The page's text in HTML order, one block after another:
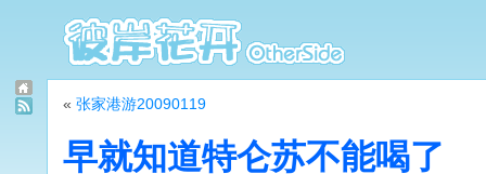
« 张家港游20090119
早就知道特仑苏不能喝了